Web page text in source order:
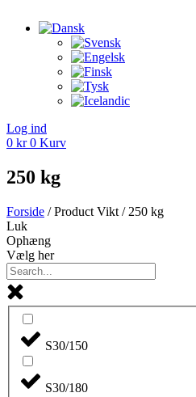
Log ind
0 kr 0 Kurv
250 kg
Forside / Product Vikt / 250 kg
Luk
Ophæng
Vælg her
S30/150
S30/180